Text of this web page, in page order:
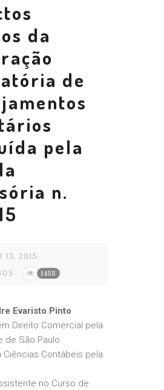
da
de
pela
n.
13, 2015
1458
Evaristo Pinto
Direito Comercial pela
de São Paulo
Ciências Contábeis pela
no Curso de